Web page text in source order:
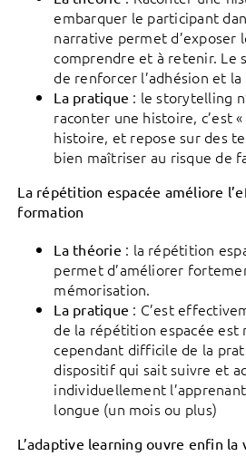
embarquer le participant
narrative permet d’exposer
comprendre et à retenir.
de renforcer l’adhésion et
La pratique : le storytelling
raconter une histoire, c’est
histoire, et repose sur des
bien maîtriser au risque de
La répétition espacée améliore
formation
La théorie : la répétition
permet d’améliorer
mémorisation.
La pratique : C’est
de la répétition espacée est
cependant difficile de la
dispositif qui sait suivre et
individuellement
longue (un mois ou plus)
L’adaptive learning ouvre enfin la